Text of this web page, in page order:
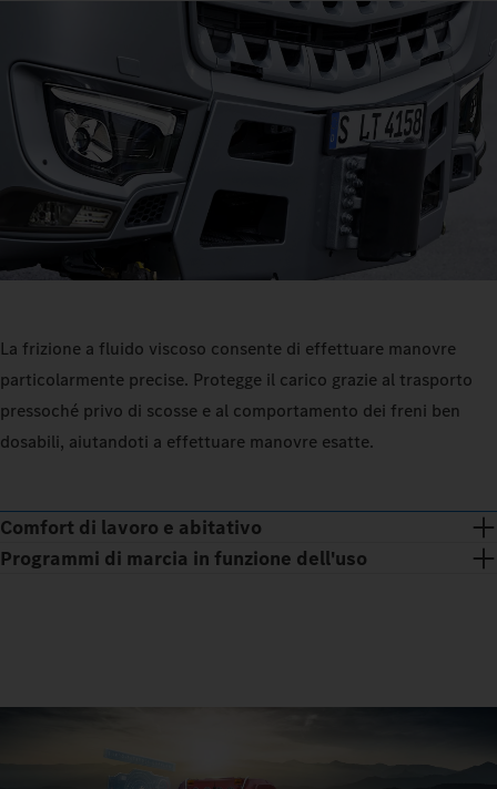
La frizione a fluido viscoso consente di effettuare manovre
particolarmente precise. Protegge il carico grazie al trasporto
pressoché privo di scosse e al comportamento dei freni ben
dosabili, aiutandoti a effettuare manovre esatte.
Comfort di lavoro e abitativo
Programmi di marcia in funzione dell'uso